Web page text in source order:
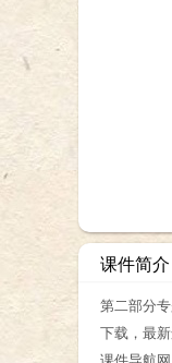
课件简介
第二部分
下载，最